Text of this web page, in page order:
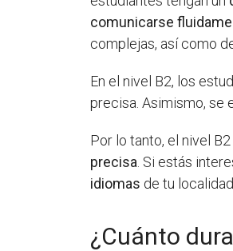
comunicarse
complejas, así como
En el nivel B2, los
precisa. Asimismo, se
Por lo tanto, el nivel
precisa . Si estás
idiomas de tu localidad.
¿Cuánto